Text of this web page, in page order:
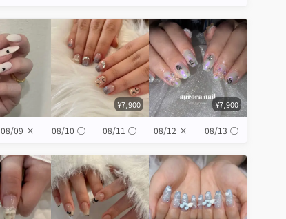
¥7,900 ¥7,900
08/09 × 08/10 ◯ 08/11 ◯ 08/12 × 08/13 ◯